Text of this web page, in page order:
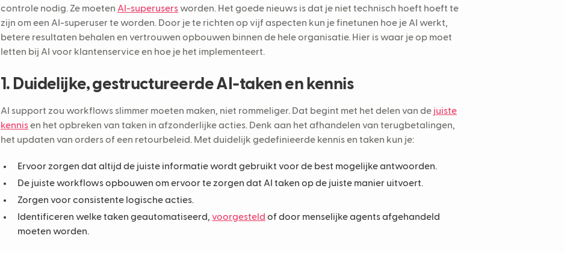
controle nodig. Ze moeten AI-superusersworden. Het goede nieuws is dat je niet technisch hoeft hoeft te
zijn om een AI-superuser te worden. Door je te richten op vijf aspecten kun je finetunen hoe je AI werkt,
betere resultaten behalen en vertrouwen opbouwen binnen de hele organisatie. Hier is waar je op moet
letten bij AI voor klantenservice en hoe je het implementeert.
1. Duidelijke, gestructureerde AI-taken en kennis
AI support zou workflows slimmer moeten maken, niet rommeliger. Dat begint met het delen van de juiste
kennisen het opbreken van taken in afzonderlijke acties. Denk aan het afhandelen van terugbetalingen,
het updaten van orders of een retourbeleid. Met duidelijk gedefinieerde kennis en taken kun je:
Ervoor zorgen dat altijd de juiste informatie wordt gebruikt voor de best mogelijke antwoorden.
De juiste workflows opbouwen om ervoor te zorgen dat AI taken op de juiste manier uitvoert.
Zorgen voor consistente logische acties.
Identificeren welke taken geautomatiseerd, voorgesteld of door menselijke agents afgehandeld
moeten worden.